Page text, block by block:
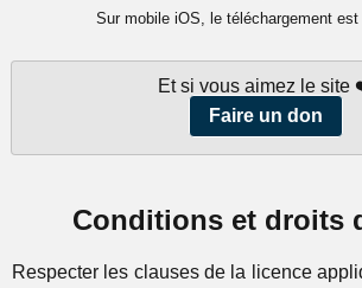
Sur mobile iOS, le téléchargement
Et si vous aimez le site
Faire un don
Conditions et droits
Respecter les clauses de la licence